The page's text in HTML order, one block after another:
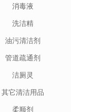
消毒液
洗洁精
油污清洁剂
管道疏通剂
洁厕灵
其它清洁用品
柔顺剂